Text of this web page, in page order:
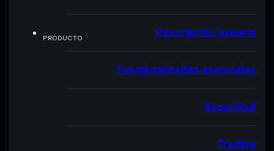
PRODUCTO Descripción general
Funcionalidades esenciales
Seguridad
Trading